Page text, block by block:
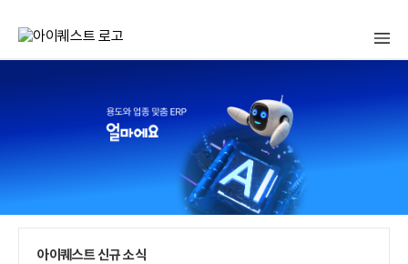
아
트
얼
으
가
아이퀘스트 신규 소식